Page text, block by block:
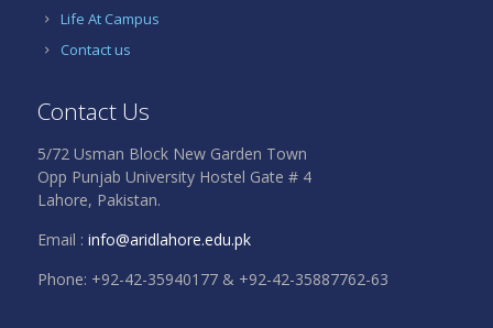
Life At Campus
Contact us
Contact Us
5/72 Usman Block New Garden Town
Opp Punjab University Hostel Gate # 4
Lahore, Pakistan.
Email : info@aridlahore.edu.pk
Phone: +92-42-35940177 & +92-42-35887762-63